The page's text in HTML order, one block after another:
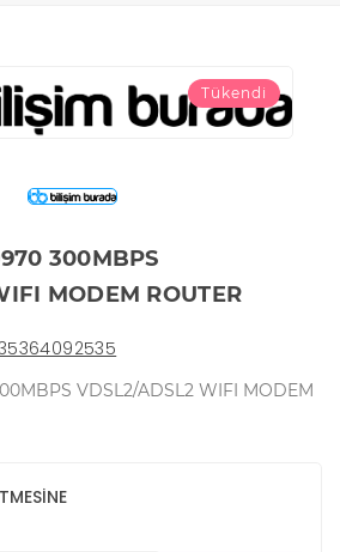
Tükendi
300MBPS
MODEM ROUTER
VDSL2/ADSL2 WIFI MODEM